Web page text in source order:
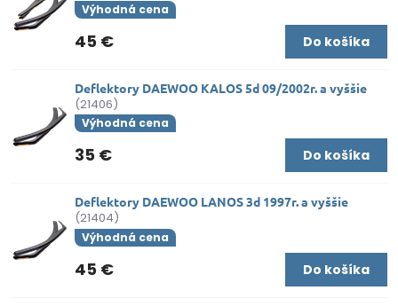
Výhodná cena
45 € Do košíka
Deflektory DAEWOO KALOS 5d 09/2002r. a vyššie
(21406)
Výhodná cena
35 € Do košíka
Deflektory DAEWOO LANOS 3d 1997r. a vyššie
(21404)
Výhodná cena
45 € Do košíka